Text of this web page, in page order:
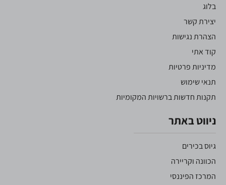
בלוג
יצירת קשר
הצהרת נגישות
קוד אתי
מדיניות פרטיות
תנאי שימוש
תקנות חדשות ברשויות המקומיות
ניווט באתר
גיוס בכירים
הכוונה וקריירה
המרכז הפיננסי